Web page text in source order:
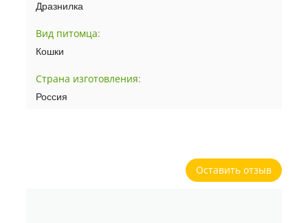
Дразнилка
Вид питомца:
Кошки
Страна изготовления:
Россия
Оставить отзыв